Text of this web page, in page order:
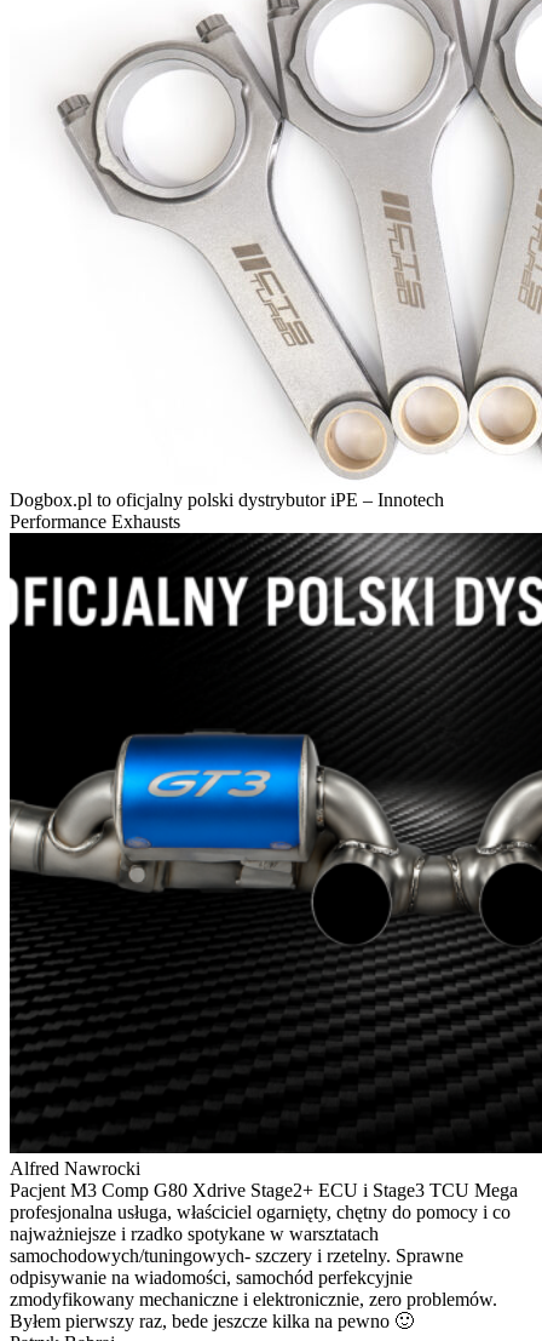
Dogbox.pl to oficjalny polski dystrybutor iPE – Innotech
Performance Exhausts
Alfred Nawrocki
Pacjent M3 Comp G80 Xdrive Stage2+ ECU i Stage3 TCU Mega
profesjonalna usługa, właściciel ogarnięty, chętny do pomocy i co
najważniejsze i rzadko spotykane w warsztatach
samochodowych/tuningowych- szczery i rzetelny. Sprawne
odpisywanie na wiadomości, samochód perfekcyjnie
zmodyfikowany mechaniczne i elektronicznie, zero problemów.
Byłem pierwszy raz, bede jeszcze kilka na pewno 🙂